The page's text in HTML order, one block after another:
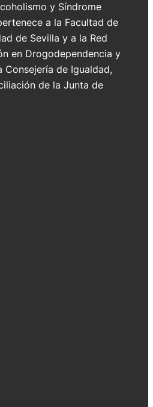
y Síndrome
a la Facultad de
de Sevilla y a la Red
en Drogodependencia y
Consejería de Igualdad,
de la Junta de